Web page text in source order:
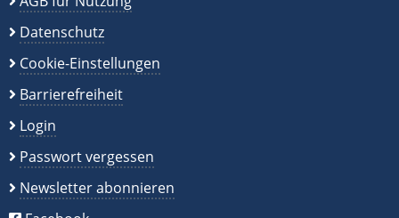
Datenschutz
Cookie-Einstellungen
Barrierefreiheit
Login
Passwort vergessen
Newsletter abonnieren